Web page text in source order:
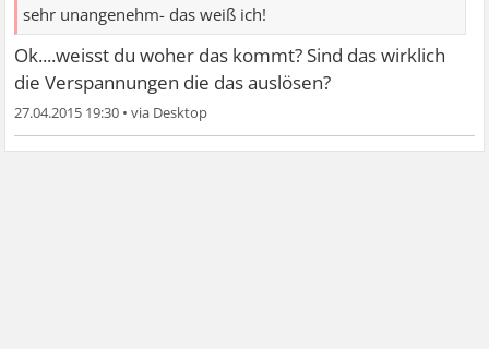
sehr unangenehm- das weiß ich!
Ok....weisst du woher das kommt? Sind das wirklich
die Verspannungen die das auslösen?
27.04.2015 19:30 •